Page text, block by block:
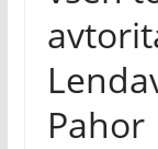
Pahor